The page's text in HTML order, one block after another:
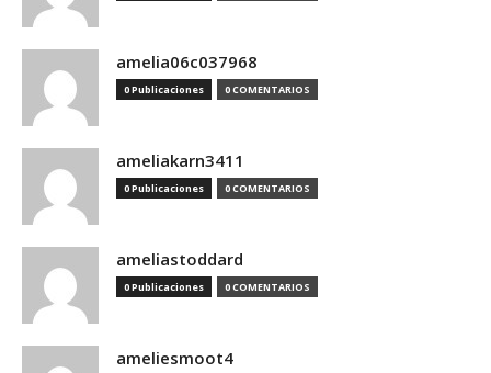
amelia06c037968
0 Publicaciones 0 COMENTARIOS
ameliakarn3411
0 Publicaciones 0 COMENTARIOS
ameliastoddard
0 Publicaciones 0 COMENTARIOS
ameliesmoot4